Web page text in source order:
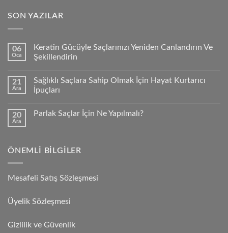
SON YAZILAR
06
Oca
Keratin Gücüyle Saçlarınızı Yeniden Canlandırın Ve
Şekillendirin
21
Ara
Sağlıklı Saçlara Sahip Olmak İçin Hayat Kurtarıcı
İpuçları
20
Ara
Parlak Saçlar İçin Ne Yapılmalı?
ÖNEMLI BILGILER
Mesafeli Satış Sözleşmesi
Üyelik Sözleşmesi
Gizlilik ve Güvenlik